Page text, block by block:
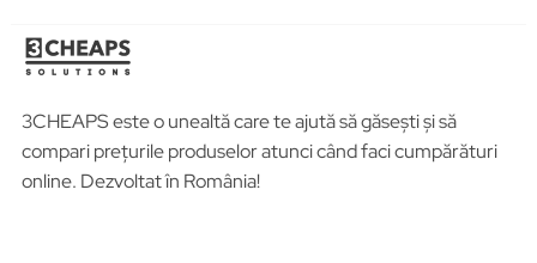
3CHEAPS este o unealtă care te ajută să găsești și să
compari prețurile produselor atunci când faci cumpărături
online. Dezvoltat în România!